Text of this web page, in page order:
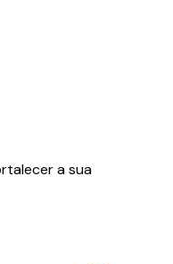
a sua